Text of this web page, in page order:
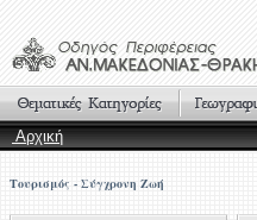
Αρχική
Τουρισμός - Σύγχρονη Ζωή